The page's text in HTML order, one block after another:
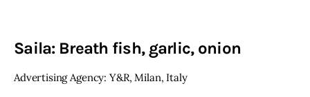
Saila: Breath fish, garlic, onion
Advertising Agency: Y&R, Milan, Italy